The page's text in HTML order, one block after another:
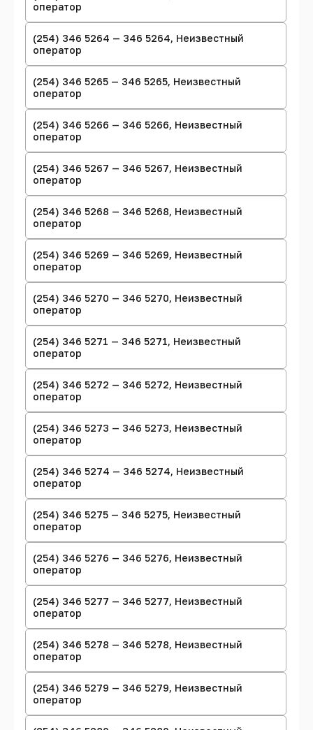
оператор
(254) 346 5264 — 346 5264, Неизвестный
оператор
(254) 346 5265 — 346 5265, Неизвестный
оператор
(254) 346 5266 — 346 5266, Неизвестный
оператор
(254) 346 5267 — 346 5267, Неизвестный
оператор
(254) 346 5268 — 346 5268, Неизвестный
оператор
(254) 346 5269 — 346 5269, Неизвестный
оператор
(254) 346 5270 — 346 5270, Неизвестный
оператор
(254) 346 5271 — 346 5271, Неизвестный
оператор
(254) 346 5272 — 346 5272, Неизвестный
оператор
(254) 346 5273 — 346 5273, Неизвестный
оператор
(254) 346 5274 — 346 5274, Неизвестный
оператор
(254) 346 5275 — 346 5275, Неизвестный
оператор
(254) 346 5276 — 346 5276, Неизвестный
оператор
(254) 346 5277 — 346 5277, Неизвестный
оператор
(254) 346 5278 — 346 5278, Неизвестный
оператор
(254) 346 5279 — 346 5279, Неизвестный
оператор